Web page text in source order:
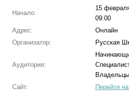
Начало:
15
09:00
Адрес:
Онлайн
Организатор:
Русская
Аудитория:
Сайт:
Перейти